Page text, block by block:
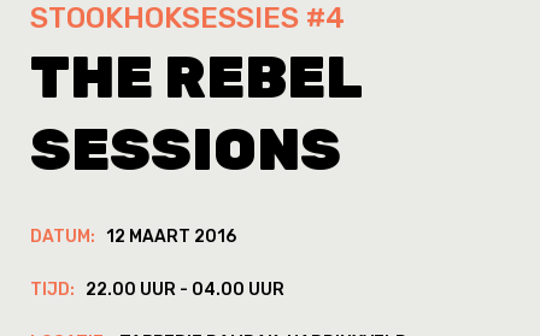
STOOKHOKSESSIES #4
THE REBEL
SESSIONS
DATUM: 12 MAART 2016
TIJD: 22.00 UUR - 04.00 UUR